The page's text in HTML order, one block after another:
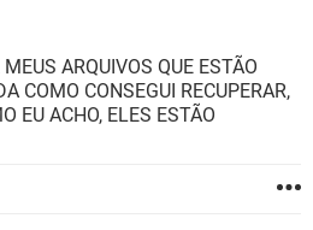
GMAIL
FACEBOOK
EXCEL
ARQUIVOS QUE ESTÃO
COMO CONSEGUI RECUPERAR,
EU ACHO, ELES ESTÃO